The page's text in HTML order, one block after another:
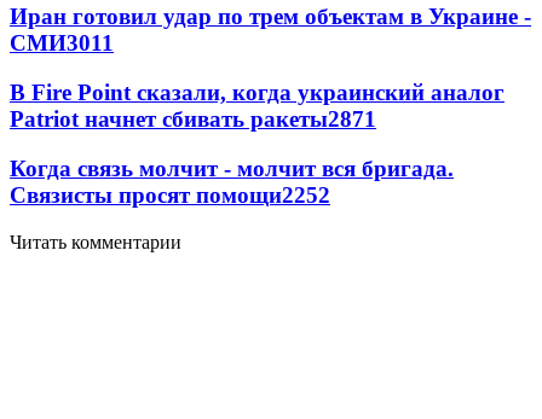
Иран готовил удар по трем объектам в Украине -
СМИ3011
В Fire Point сказали, когда украинский аналог
Patriot начнет сбивать ракеты2871
Когда связь молчит - молчит вся бригада.
Связисты просят помощи2252
Читать комментарии